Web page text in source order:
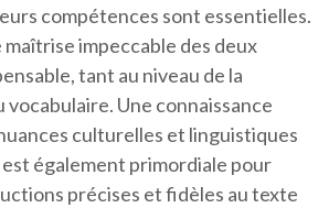
compétences sont essentielles.
maîtrise impeccable des deux
tant au niveau de la
vocabulaire. Une connaissance
culturelles et linguistiques
également primordiale pour
précises et fidèles au texte